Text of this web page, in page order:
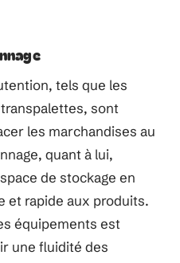
tels que les
sont
les marchandises au
quant à lui,
de stockage en
et rapide aux produits.
équipements est
une fluidité des